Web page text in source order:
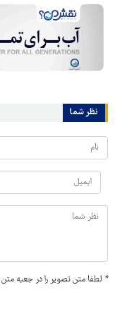
نظر شما
* لطفا متن تصویر را در جعبه متن